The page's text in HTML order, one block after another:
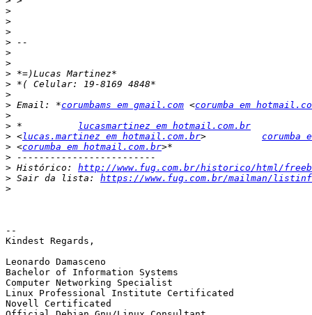
>
>
>
>
>
>
>
>
>
> Email: *corumbams em gmail.com <corumba em
>
> *
lucasmartinez em hotmail.com.br
> <lucas.martinez em hotmail.com.br> corumba
> <corumba em hotmail.com.br
>
> Histórico: http://www.fug.com.br/historico/html/
> Sair da lista: https://www.fug.com.br/mailman/
>
--
Kindest Regards,
Leonardo Damasceno
Bachelor of Information Systems
Computer Networking Specialist
Linux Professional Institute Certificated
Novell Certificated